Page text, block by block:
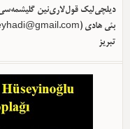
دیلچی‌لیک قول‌لاری‌نین
بئی هادی (
تبریز